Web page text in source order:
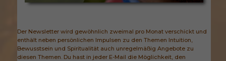
Der Newsletter wird gewöhnlich zweimal pro Monat verschickt und
enthält neben persönlichen Impulsen zu den Themen Intuition,
Bewusstsein und Spiritualität auch unregelmäßig Angebote zu
diesen Themen. Du hast in jeder E-Mail die Möglichkeit, den